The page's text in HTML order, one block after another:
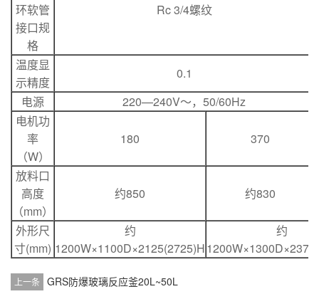
环软管
接口规
格
Rc 3/4螺纹
温度显
示精度
0.1
电源
220—240V～，50/60Hz
电机功
率
（W）
180 370
放料口
高度
（mm）
约850 约830
外形尺
寸(mm)
约
1200W×1100D×2125(2725)H
约
上一条 GRS防爆玻璃反应釜20L~50L